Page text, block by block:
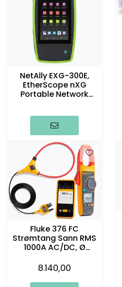
NetAlly EXG-300E,
EtherScope nXG
Portable Network
Fluke 376 FC
Strømtang Sann RMS
1000A AC/DC, Ø
8.140,00